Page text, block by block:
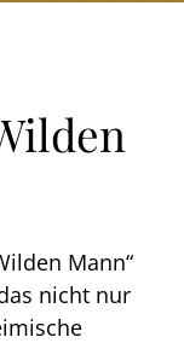
Mann“
nicht nur